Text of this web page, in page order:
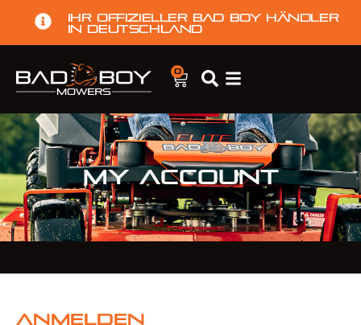
Ihr offizieller Bad Boy Händler
in Deutschland
0
My account
Anmelden